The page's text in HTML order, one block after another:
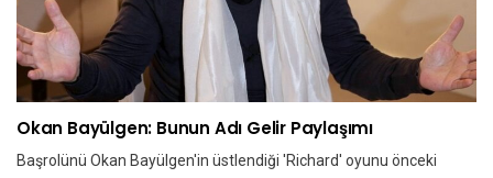
Okan Bayülgen: Bunun Adı Gelir Paylaşımı
Başrolünü Okan Bayülgen'in üstlendiği 'Richard' oyunu önceki